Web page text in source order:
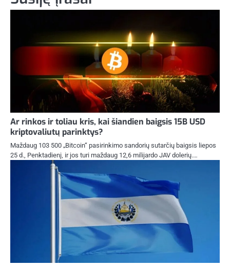
Ar rinkos ir toliau kris, kai šiandien baigsis 15B USD
kriptovaliutų parinktys?
Maždaug 103 500 „Bitcoin“ pasirinkimo sandorių sutarčių baigsis liepos
25 d., Penktadienį, ir jos turi maždaug 12,6 milijardo JAV dolerių.…